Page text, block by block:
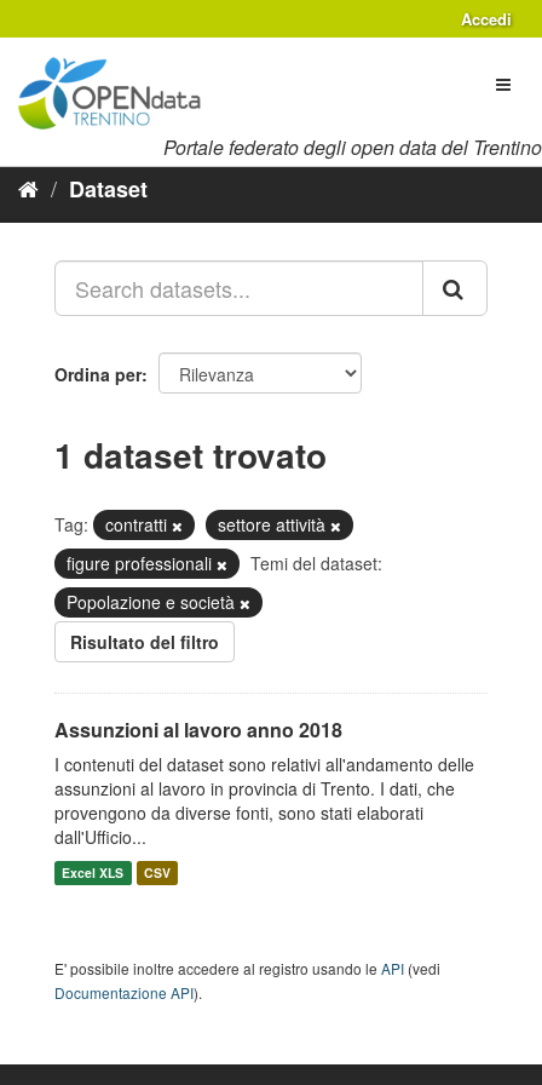
al
contenuto
Accedi
Portale federato degli open data del Trentino
Dataset
Ordina per
1 dataset trovato
Tag: contratti
settore attività
figure professionali
Temi del dataset:
Popolazione e società
Risultato del filtro
Assunzioni al lavoro anno 2018
I contenuti del dataset sono relativi all'andamento delle
assunzioni al lavoro in provincia di Trento. I dati, che
provengono da diverse fonti, sono stati elaborati
dall'Ufficio...
Excel XLS CSV
E' possibile inoltre accedere al registro usando le API (vedi
Documentazione API).